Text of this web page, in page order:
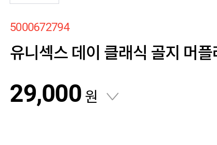
5000672794
유니섹스 데이 클래식 골지 머
29,000 원